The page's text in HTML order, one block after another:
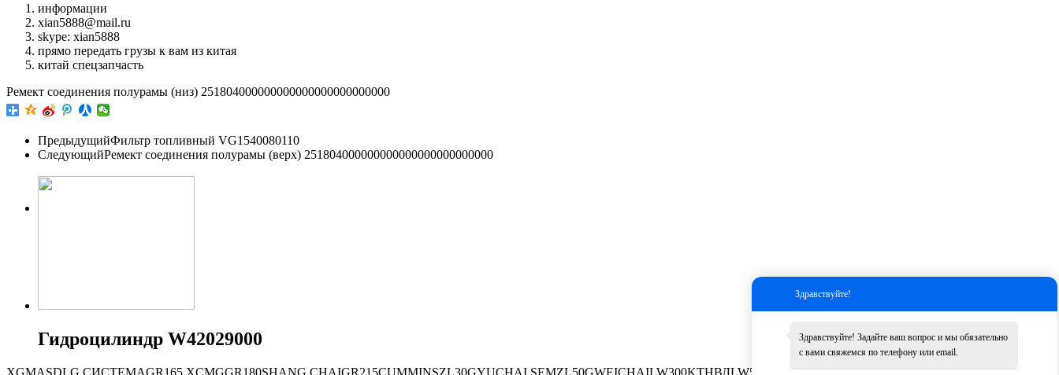
информации
xian5888@mail.ru
skype: xian5888
прямо передать грузы к вам из китая
китай спецзапчасть
Ремект соединения полурамы (низ) 251804000000000000000000000000
ПредыдущийФильтр топливный VG1540080110
СледующийРемект соединения полурамы (верх) 251804000000000000000000000000
Гидроцилиндр W42029000
Здравствуйте!
Здравствуйте! Задайте ваш вопрос и мы обязательно
с вами свяжемся по телефону или email.